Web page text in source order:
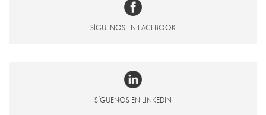
SÍGUENOS EN FACEBOOK
SÍGUENOS EN LINKEDIN